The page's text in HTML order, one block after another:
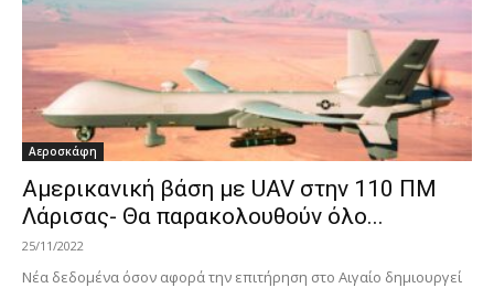
Αεροσκάφη
Aμερικανική βάση με UAV στην 110 ΠΜ
Λάρισας- Θα παρακολουθούν όλο...
25/11/2022
Νέα δεδομένα όσον αφορά την επιτήρηση στο Αιγαίο δημιουργεί